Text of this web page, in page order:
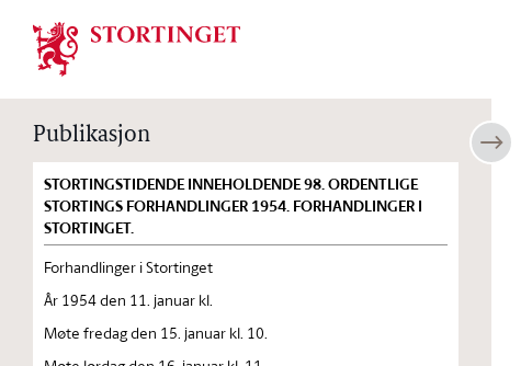
Stortinget.no
Publikasjon
STORTINGSTIDENDE INNEHOLDENDE 98. ORDENTLIGE
STORTINGS FORHANDLINGER 1954. FORHANDLINGER I
STORTINGET.
Forhandlinger i Stortinget
År 1954 den 11. januar kl.
Møte fredag den 15. januar kl. 10.